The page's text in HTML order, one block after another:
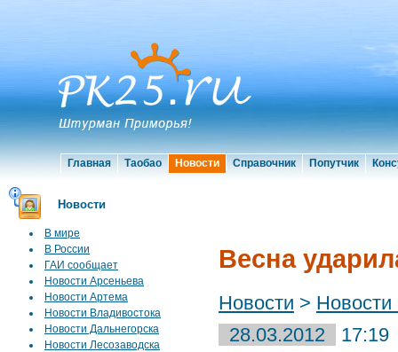
Главная Таобао Новости Справочник Попутчик
Новости
В мире
В России
ГАИ сообщает
Новости Арсеньева
Новости Артема
Новости Владивостока
Новости Дальнегорска
Новости Лесозаводска
Весна
Новости > Новости
28.03.2012
17:19